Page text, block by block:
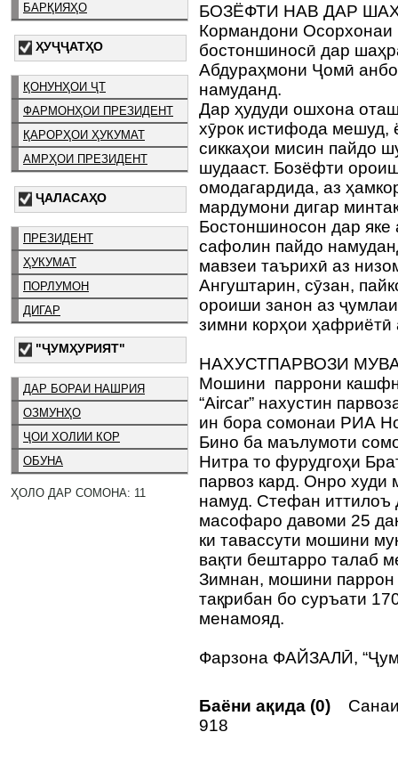
БАРҚИЯҲО
ҲУҶҶАТҲО
ҚОНУНҲОИ ҶТ
ФАРМОНҲОИ ПРЕЗИДЕНТ
ҚАРОРҲОИ ҲУКУМАТ
АМРҲОИ ПРЕЗИДЕНТ
ҶАЛАСАҲО
ПРЕЗИДЕНТ
ҲУКУМАТ
ПОРЛУМОН
ДИГАР
"ҶУМҲУРИЯТ"
ДАР БОРАИ НАШРИЯ
ОЗМУНҲО
ҶОИ ХОЛИИ КОР
ОБУНА
ҲОЛО ДАР СОМОНА: 11
БОЗЁФТИ НАВ ДАР
Кормандони Осорхонаи
бостоншиносӣ дар
Абдураҳмони Ҷомӣ
намуданд.
Дар ҳудуди ошхона
хӯрок истифода мешуд,
сиккаҳои мисин пайдо
шудааст. Бозёфти
омодагардида, аз
мардумони дигар
Бостоншиносон дар яке
сафолин пайдо
мавзеи таърихӣ аз
Ангуштарин, сӯзан,
ороиши занон аз
зимни корҳои
НАХУСТПАРВОЗИ
Мошини паррони
“Aircar” нахустин
ин бора сомонаи РИА
Бино ба маълумоти
Нитра то фурудгоҳи
парвоз кард. Онро
намуд. Стефан иттилоъ
масофаро давоми 25
ки тавассути мошини
вақти бештарро талаб
Зимнан, мошини
тақрибан бо суръати
менамояд.
Фарзона ФАЙЗАЛӢ,
Баёни ақида (0)
918